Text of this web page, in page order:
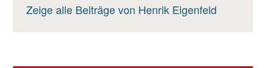
Zeige alle Beiträge von Henrik Eigenfeld